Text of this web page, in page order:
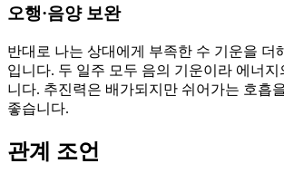
오행·음양 보완
반대로 나는 상대에게 부족한 수 기운을 더
입니다. 두 일주 모두 음의 기운이라 에너
니다. 추진력은 배가되지만 쉬어가는 호흡
좋습니다.
관계 조언